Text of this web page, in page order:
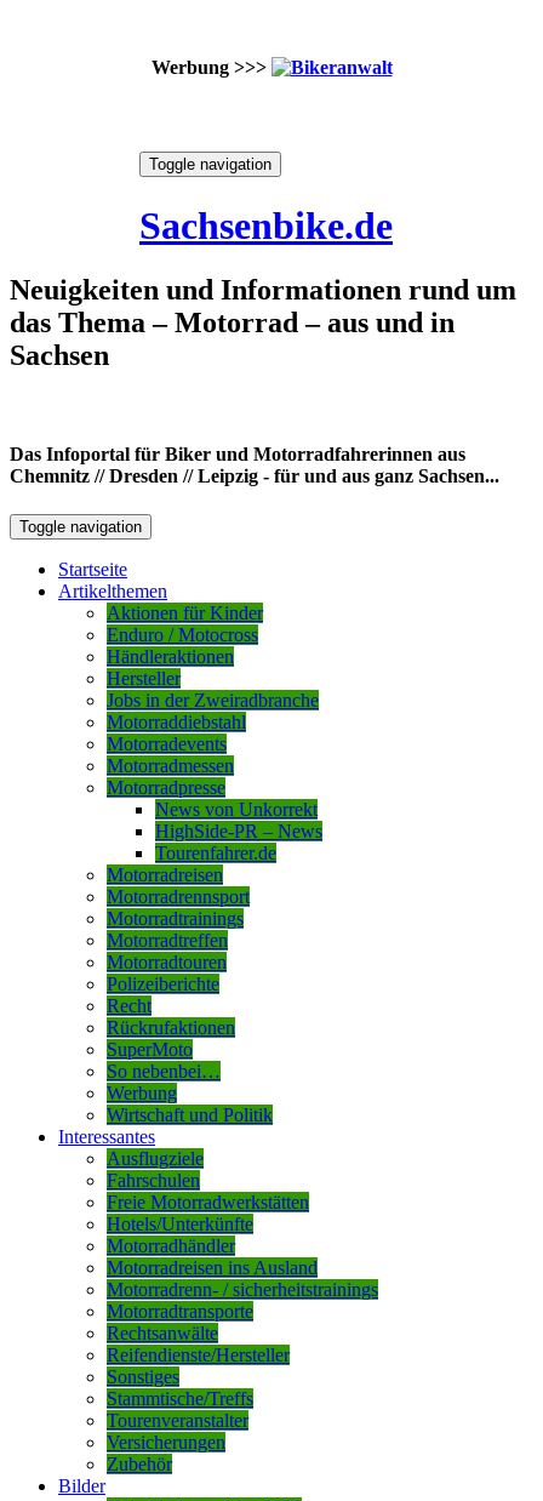
Werbung >>>
Toggle navigation
Sachsenbike.de
Neuigkeiten und Informationen rund um
das Thema – Motorrad – aus und in
Sachsen
Das Infoportal für Biker und Motorradfahrerinnen aus
Chemnitz // Dresden // Leipzig - für und aus ganz Sachsen...
Toggle navigation
Startseite
Artikelthemen
Aktionen für Kinder
Enduro / Motocross
Händleraktionen
Hersteller
Jobs in der Zweiradbranche
Motorraddiebstahl
Motorradevents
Motorradmessen
Motorradpresse
News von Unkorrekt
HighSide-PR – News
Tourenfahrer.de
Motorradreisen
Motorradrennsport
Motorradtrainings
Motorradtreffen
Motorradtouren
Polizeiberichte
Recht
Rückrufaktionen
SuperMoto
So nebenbei…
Werbung
Wirtschaft und Politik
Interessantes
Ausflugziele
Fahrschulen
Freie Motorradwerkstätten
Hotels/Unterkünfte
Motorradhändler
Motorradreisen ins Ausland
Motorradrenn- / sicherheitstrainings
Motorradtransporte
Rechtsanwälte
Reifendienste/Hersteller
Sonstiges
Stammtische/Treffs
Tourenveranstalter
Versicherungen
Zubehör
Bilder